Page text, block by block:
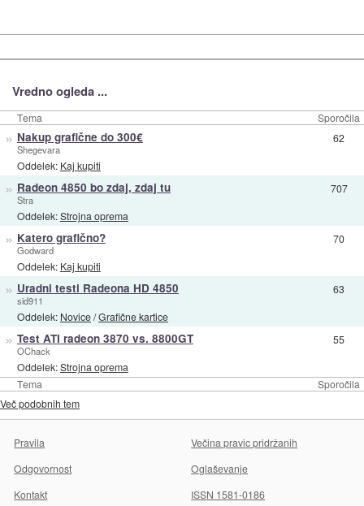
Vredno ogleda ...
Tema Sporočila
Tema Sporočila
» Nakup grafične do 300€
Shegevara
Oddelek: Kaj kupiti
62
» Radeon 4850 bo zdaj, zdaj tu
Stra
Oddelek:Strojna oprema
707
» Katero grafično?
Godward
Oddelek: Kaj kupiti
70
» Uradni testi Radeona HD 4850
sid911
Oddelek: Novice/Grafične kartice
63
» Test ATI radeon 3870 vs. 8800GT
OChack
Oddelek:Strojna oprema
55
Več podobnih tem
Pravila
Večina pravic pridržanih
Odgovornost
Oglaševanje
Kontakt
ISSN 1581-0186